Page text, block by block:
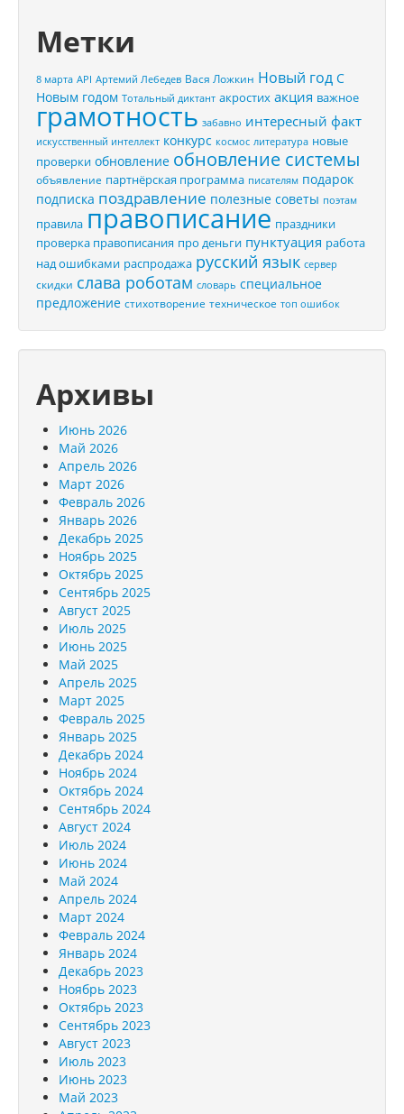
Метки
8 марта API Артемий Лебедев Вася Ложкин Новый год С
Новым годом Тотальный диктант акростих акция важное
грамотность забавно интересный факт
искусственный интеллект конкурс космос литература новые
проверки обновление обновление системы
объявление партнёрская программа писателям подарок
подписка поздравление полезные советы поэтам
правила правописание праздники
проверка правописания про деньги пунктуация работа
над ошибками распродажа русский язык сервер
скидки слава роботам словарь специальное
предложение стихотворение техническое топ ошибок
Архивы
Июнь 2026
Май 2026
Апрель 2026
Март 2026
Февраль 2026
Январь 2026
Декабрь 2025
Ноябрь 2025
Октябрь 2025
Сентябрь 2025
Август 2025
Июль 2025
Июнь 2025
Май 2025
Апрель 2025
Март 2025
Февраль 2025
Январь 2025
Декабрь 2024
Ноябрь 2024
Октябрь 2024
Сентябрь 2024
Август 2024
Июль 2024
Июнь 2024
Май 2024
Апрель 2024
Март 2024
Февраль 2024
Январь 2024
Декабрь 2023
Ноябрь 2023
Октябрь 2023
Сентябрь 2023
Август 2023
Июль 2023
Июнь 2023
Май 2023